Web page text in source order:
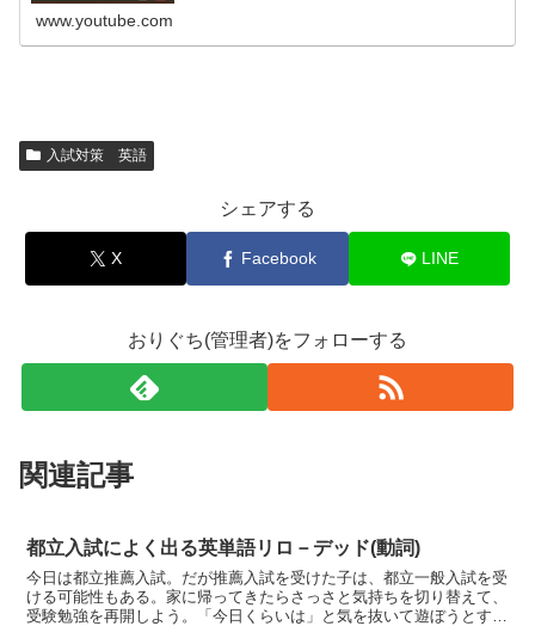
www.youtube.com
入試対策 英語
シェアする
X Facebook LINE
おりぐち(管理者)をフォローする
関連記事
都立入試によく出る英単語リロ－デッド(動詞)
今日は都立推薦入試。だが推薦入試を受けた子は、都立一般入試を受
ける可能性もある。家に帰ってきたらさっさと気持ちを切り替えて、
受験勉強を再開しよう。「今日くらいは」と気を抜いて遊ぼうとする